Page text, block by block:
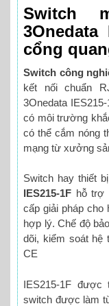
Switch
3Onedata
cổng
Switch công
kết nối chuẩn
3Onedata
có môi trường
có thể cắm nóng
mạng từ xưởng
Switch hay thiết
IES215-1F hỗ trợ
cấp giải pháp cho
hợp lý. Chế độ
dõi, kiểm soát hệ
CE
IES215-1F
switch được làm